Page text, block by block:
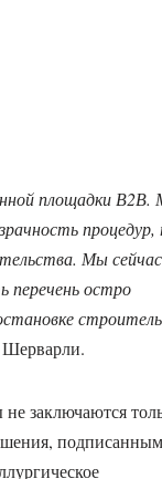
площадки
Мы сейчас
перечень остро
заключаются
подписанным